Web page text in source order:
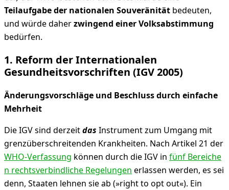
Teilaufgabe der nationalen Souveränität bedeuten,
und würde daherzwingend einer Volksabstimmung
bedürfen.
1. Reform der Internationalen
Gesundheitsvorschriften (IGV 2005)
Änderungsvorschläge und Beschluss durch einfache
Mehrheit
Die IGV sind derzeitdas Instrument zum Umgang mit
grenzüberschreitenden Krankheiten. Nach Artikel 21 der
WHO-Verfassung können durch die IGV in fünf Bereiche
n rechtsverbindliche Regelungen erlassen werden, es sei
denn, Staaten lehnen sie ab (»right to opt out«). Ein